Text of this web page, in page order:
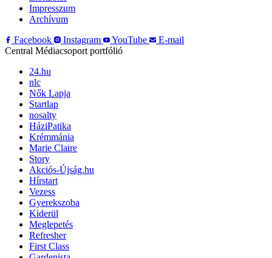
Impresszum
Archívum
Facebook
Instagram YouTube
E-mail
Central Médiacsoport portfólió
24.hu
nlc
Nők Lapja
Startlap
nosalty
HáziPatika
Krémmánia
Marie Claire
Story
Akciós-Újság.hu
Hírstart
Vezess
Gyerekszoba
Kiderül
Meglepetés
Refresher
First Class